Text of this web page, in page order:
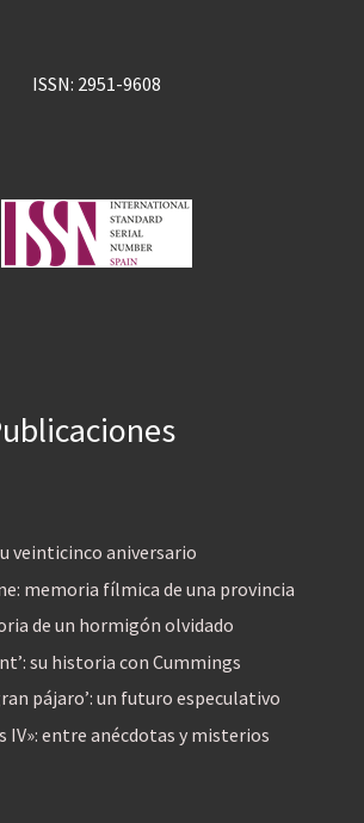
ISSN: 2951-9608
veinticinco aniversario
memoria fílmica de una provincia
de un hormigón olvidado
su historia con Cummings
pájaro’: un futuro especulativo
IV»: entre anécdotas y misterios